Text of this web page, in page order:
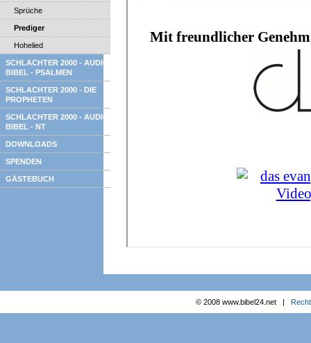
Sprüche
Prediger
Hohelied
SCHLACHTER 2000 - AUDIO
BIBEL - PSALMEN
SCHLACHTER 2000 - DIE
PROPHETEN
SCHLACHTER 2000 - AUDIO
BIBEL - NT
DOWNLOADS
SPENDEN
GÄSTEBUCH
© 2008 www.bibel24.net |